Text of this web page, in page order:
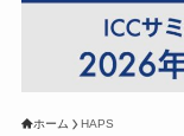
ホーム HAPS